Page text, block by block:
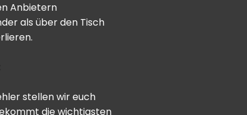
Anbietern
als über den Tisch
stellen wir euch
die wichtigsten